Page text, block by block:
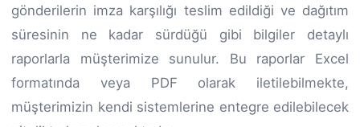
gönderilerin imza karşılığı teslim edildiği ve dağıtım
süresinin ne kadar sürdüğü gibi bilgiler detaylı
raporlarla müşterimize sunulur. Bu raporlar Excel
formatında veya PDF olarak iletilebilmekte,
müşterimizin kendi sistemlerine entegre edilebilecek